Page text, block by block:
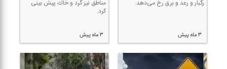
رگبار و رعد و برق رخ می‌دهد.
۳ ماه پیش
مناطق نیز گرد و خاك پیش بینی
كرد.
۳ ماه پیش